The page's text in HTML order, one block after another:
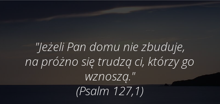
"Jeżeli Pan domu nie zbuduje,
na próżno się trudzą ci, którzy go
wznoszą."
(Psalm 127,1)